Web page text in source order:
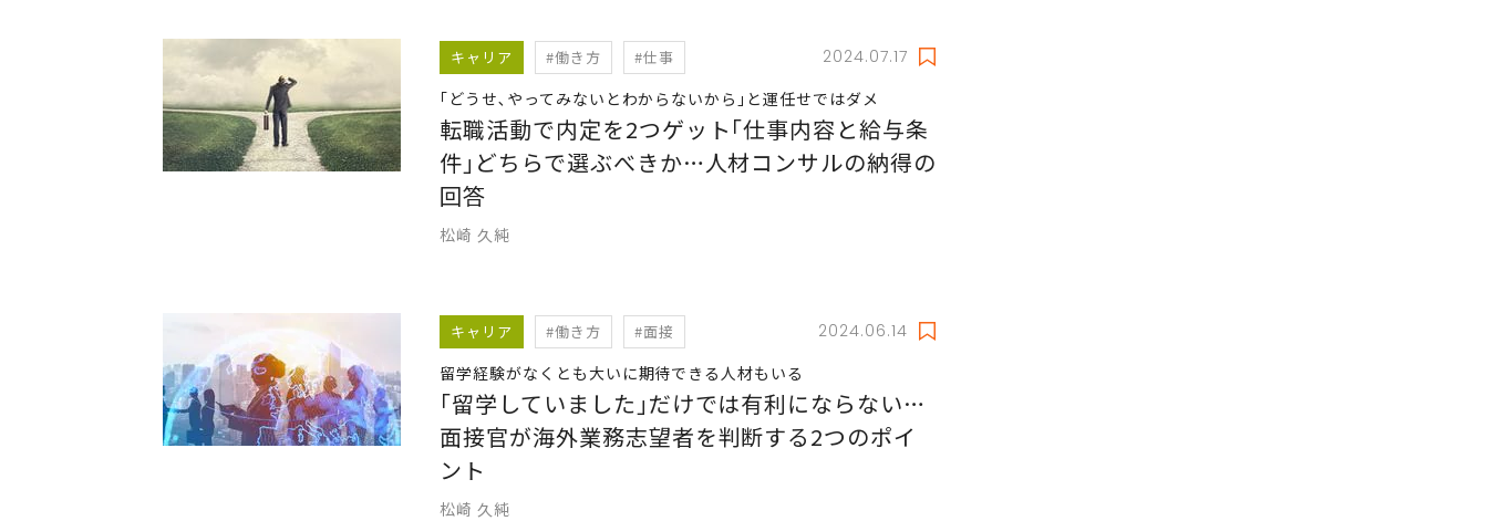
キャリア #働き方 #仕事
2024.07.17
｢どうせ､やってみないとわからないから｣と運任せではダメ
転職活動で内定を2つゲット｢仕事内容と給与条
件｣どちらで選ぶべきか…人材コンサルの納得の
回答
松崎 久純
キャリア #働き方 #面接
2024.06.14
留学経験がなくとも大いに期待できる人材もいる
｢留学していました｣だけでは有利にならない…
面接官が海外業務志望者を判断する2つのポイ
ント
松崎 久純